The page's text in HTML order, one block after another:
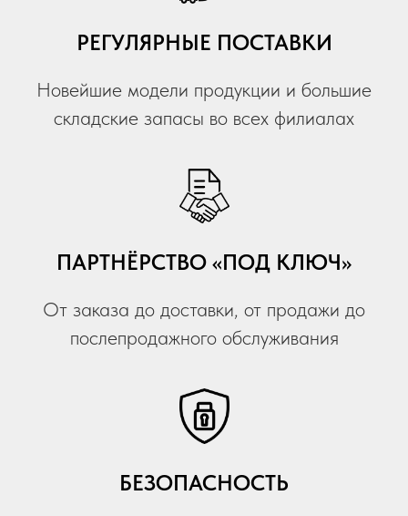
РЕГУЛЯРНЫЕ ПОСТАВКИ
Новейшие модели продукции и большие
складские запасы во всех филиалах
ПАРТНЁРСТВО «ПОД КЛЮЧ»
От заказа до доставки, от продажи до
послепродажного обслуживания
БЕЗОПАСНОСТЬ